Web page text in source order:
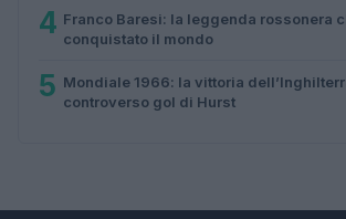
4 Franco Baresi: la leggenda rossonera
conquistato il mondo
5 Mondiale 1966: la vittoria
controverso gol di Hurst